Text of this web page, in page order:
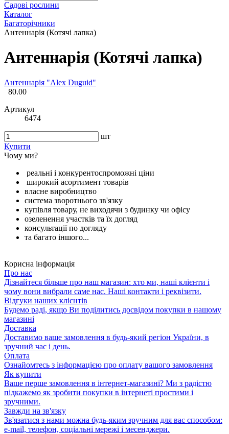
Садові рослини
Каталог
Багаторічники
Антеннарія (Котячі лапка)
Антеннарія (Котячі лапка)
Антеннарія "Alex Duguid"
80.00
Артикул
6474
шт
Купити
Чому ми?
реальні і конкурентоспроможні ціни
широкий асортимент товарів
власне виробництво
система зворотнього зв'язку
купівля товару, не виходячи з будинку чи офісу
озеленення участків та їх догляд
консультації по догляду
та багато іншого...
Корисна інформація
Про нас
Дізнайтеся більше про наш магазин: хто ми, наші клієнти і
чому вони вибрали саме нас. Наші контакти і реквізити.
Відгуки наших клієнтів
Будемо раді, якщо Ви поділитись досвідом покупки в нашому
магазині
Доставка
Доставимо ваше замовлення в будь-який регіон України, в
зручний час і день.
Оплата
Ознайомтесь з інформацією про оплату вашого замовлення
Як купити
Ваше перше замовлення в інтернет-магазині? Ми з радістю
підкажемо як зробити покупки в інтернеті простими і
зручними.
Завжди на зв'язку
Зв'язатися з нами можна будь-яким зручним для вас способом:
e-mail, телефон, соціальні мережі і месенджери.